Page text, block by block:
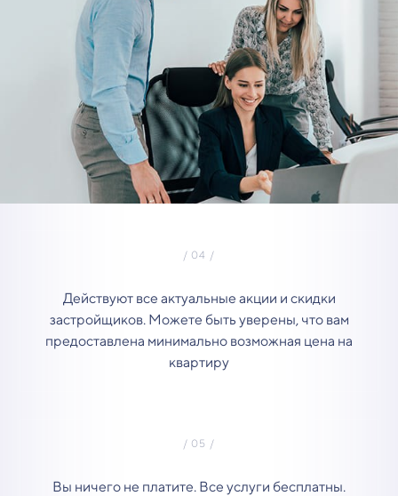
Действуют все актуальные акции и скидки
застройщиков. Можете быть уверены, что вам
предоставлена минимально возможная цена на
квартиру
Вы ничего не платите. Все услуги бесплатны.